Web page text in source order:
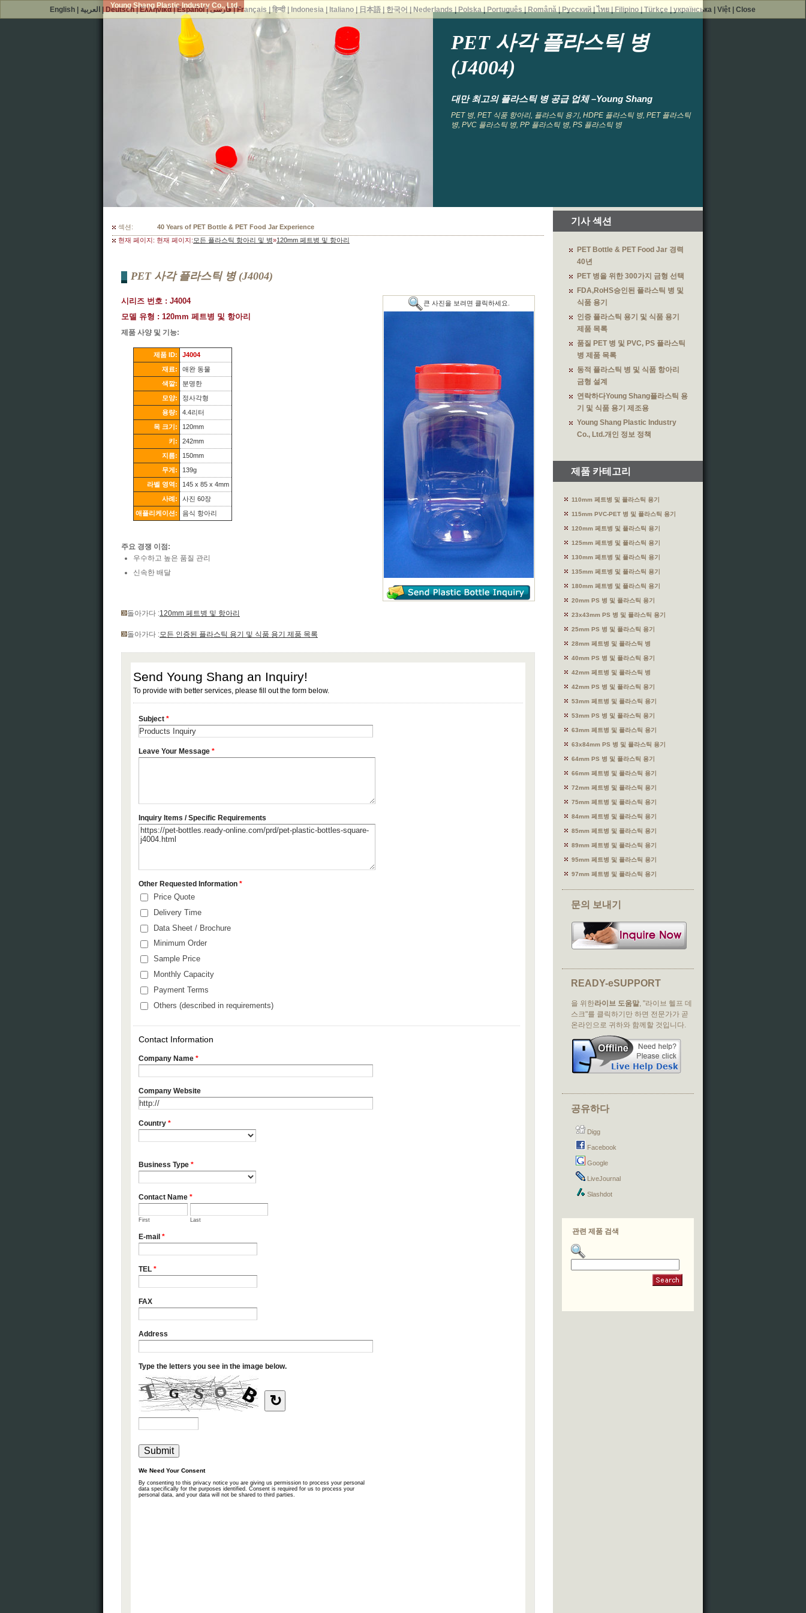
Young Shang Plastic Industry Co., Ltd.
PET 사각 플라스틱 병
(J4004)
대만 최고의 플라스틱 병 공급 업체 –Young Shang
PET 병, PET 식품 항아리, 플라스틱 용기, HDPE 플라스틱 병, PET 플라스틱
병, PVC 플라스틱 병, PP 플라스틱 병, PS 플라스틱 병
섹션:
300 Mould Selections For Your PET Bottles
현재 페이지: 현재 페이지: 모든 플라스틱 항아리 및 병»120mm 페트병 및 항아리
PET 사각 플라스틱 병 (J4004)
큰 사진을 보려면 클릭하세요.
시리즈 번호 : J4004
모델 유형 : 120mm 페트병 및 항아리
제품 사양 및 기능:
제품 ID:
J4004
재료:
애완 동물
색깔:
분명한
모양:
정사각형
용량:
4.4리터
목 크기:
120mm
키:
242mm
지름:
150mm
무게:
139g
라벨 영역:
145 x 85 x 4mm
사례:
사진 60장
애플리케이션:
음식 항아리
주요 경쟁 이점:
우수하고 높은 품질 관리
신속한 배달
돌아가다 :120mm 페트병 및 항아리
돌아가다 :모든 인증된 플라스틱 용기 및 식품 용기 제품 목록
기사 섹션
PET Bottle & PET Food Jar 경력
40년
PET 병을 위한 300가지 금형 선택
FDA,RoHS승인된 플라스틱 병 및
식품 용기
인증 플라스틱 용기 및 식품 용기
제품 목록
품질 PET 병 및 PVC, PS 플라스틱
병 제품 목록
동적 플라스틱 병 및 식품 항아리
금형 설계
연락하다Young Shang플라스틱 용
기 및 식품 용기 제조용
Young Shang Plastic Industry
Co., Ltd.개인 정보 정책
제품 카테고리
110mm 페트병 및 플라스틱 용기
115mm PVC-PET 병 및 플라스틱 용기
120mm 페트병 및 플라스틱 용기
125mm 페트병 및 플라스틱 용기
130mm 페트병 및 플라스틱 용기
135mm 페트병 및 플라스틱 용기
180mm 페트병 및 플라스틱 용기
20mm PS 병 및 플라스틱 용기
23x43mm PS 병 및 플라스틱 용기
25mm PS 병 및 플라스틱 용기
28mm 페트병 및 플라스틱 병
40mm PS 병 및 플라스틱 용기
42mm 페트병 및 플라스틱 병
42mm PS 병 및 플라스틱 용기
53mm 페트병 및 플라스틱 용기
53mm PS 병 및 플라스틱 용기
63mm 페트병 및 플라스틱 용기
63x84mm PS 병 및 플라스틱 용기
64mm PS 병 및 플라스틱 용기
66mm 페트병 및 플라스틱 용기
72mm 페트병 및 플라스틱 용기
75mm 페트병 및 플라스틱 용기
84mm 페트병 및 플라스틱 용기
85mm 페트병 및 플라스틱 용기
89mm 페트병 및 플라스틱 용기
95mm 페트병 및 플라스틱 용기
97mm 페트병 및 플라스틱 용기
문의 보내기
READY-eSUPPORT
을 위한라이브 도움말, "라이브 헬프 데
스크"를 클릭하기만 하면 전문가가 곧
온라인으로 귀하와 함께할 것입니다.
공유하다
Digg
Facebook
Google
LiveJournal
Slashdot
관련 제품 검색
English| العربية Deutsch|Ελληνικά|Español| فارسی|Français हिन्दी| Indonesia| Italiano| 日本語| 한국어 Nederlands Polska| Português Română| Русский| ไทย| Filipino| Türkçe українська| Việt| Close